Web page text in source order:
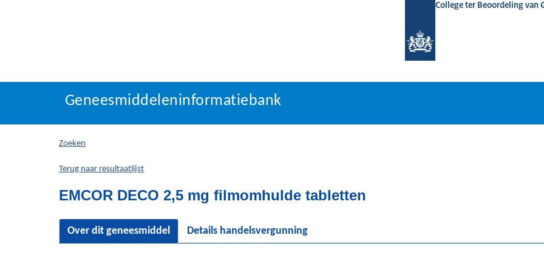
College ter Beoordeling van
Geneesmiddeleninformatiebank
U
hier:
Geneesmiddeleninformatiebank
Zoeken
Terug naar resultaatlijst
EMCOR DECO 2,5 mg filmomhulde tabletten
Over dit geneesmiddel Details handelsvergunning